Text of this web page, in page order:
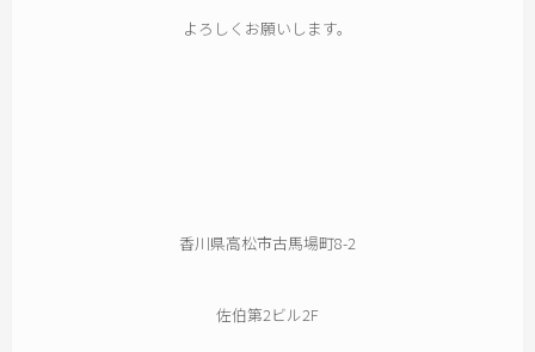
よろしくお願いします。
香川県高松市古馬場町8-2
佐伯第2ビル2F